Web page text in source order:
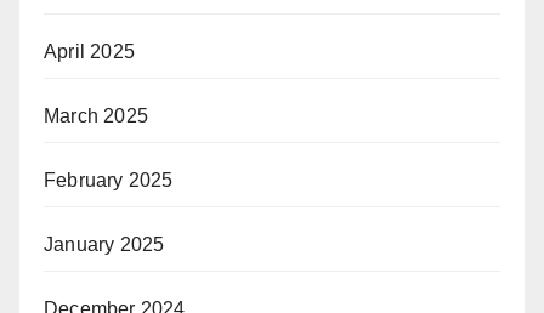
April 2025
March 2025
February 2025
January 2025